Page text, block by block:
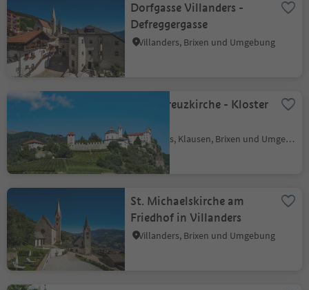
Dorfgasse Villanders -
Defreggergasse
Villanders, Brixen und Umgebung
Heiligkreuzkirche - Kloster
Latzfons, Klausen, Brixen und Umgebung
St. Michaelskirche am
Friedhof in Villanders
Villanders, Brixen und Umgebung